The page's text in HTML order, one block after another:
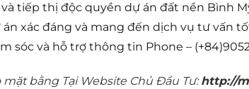
tiếp thị độc quyền dự án đất nền Bình
xác đáng và mang đến dịch vụ tư vấn
sóc và hỗ trợ thông tin Phone –
mặt bằng Tại Website Chủ Đầu Tư:http://